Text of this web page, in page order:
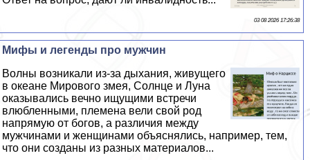
03 08 2026 17:26:38
Мифы и легенды про мужчин
Волны возникали из-за дыхания, живущего
в океане Мирового змея, Солнце и Луна
оказывались вечно ищущими встречи
влюбленными, племена вели свой род
напрямую от богов, а различия между
мужчинами и женщинами объяснялись, например, тем,
что они созданы из разных материалов...